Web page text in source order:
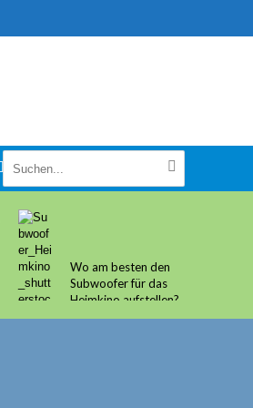
Wo am besten den
Subwoofer für das
Heimkino aufstellen?